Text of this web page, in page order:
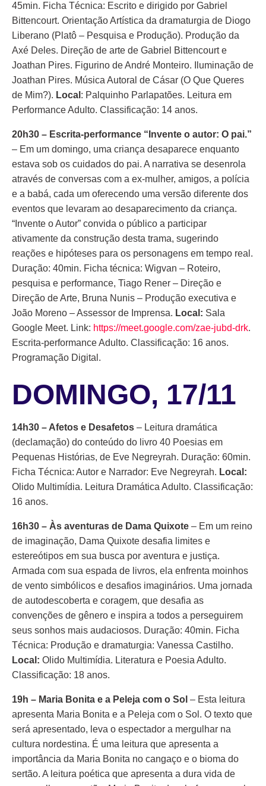
45min. Ficha Técnica: Escrito e dirigido por Gabriel
Bittencourt. Orientação Artística da dramaturgia de Diogo
Liberano (Platô – Pesquisa e Produção). Produção da
Axé Deles. Direção de arte de Gabriel Bittencourt e
Joathan Pires. Figurino de André Monteiro. Iluminação de
Joathan Pires. Música Autoral de Cásar (O Que Queres
de Mim?). Local : Palquinho Parlapatões. Leitura em
Performance Adulto. Classificação: 14 anos.
20h30 – Escrita-performance “Invente o autor: O pai.”
– Em um domingo, uma criança desaparece enquanto
estava sob os cuidados do pai. A narrativa se desenrola
através de conversas com a ex-mulher, amigos, a polícia
e a babá, cada um oferecendo uma versão diferente dos
eventos que levaram ao desaparecimento da criança.
“Invente o Autor” convida o público a participar
ativamente da construção desta trama, sugerindo
reações e hipóteses para os personagens em tempo real.
Duração: 40min. Ficha técnica: Wigvan – Roteiro,
pesquisa e performance, Tiago Rener – Direção e
Direção de Arte, Bruna Nunis – Produção executiva e
João Moreno – Assessor de Imprensa. Local: Sala
Google Meet. Link: https://meet.google.com/zae-jubd-drk.
Escrita-performance Adulto. Classificação: 16 anos.
Programação Digital.
DOMINGO, 17/11
14h30 – Afetos e Desafetos – Leitura dramática
(declamação) do conteúdo do livro 40 Poesias em
Pequenas Histórias, de Eve Negreyrah. Duração: 60min.
Ficha Técnica: Autor e Narrador: Eve Negreyrah. Local:
Olido Multimídia. Leitura Dramática Adulto. Classificação:
16 anos.
16h30 – Às aventuras de Dama Quixote – Em um reino
de imaginação, Dama Quixote desafia limites e
estereótipos em sua busca por aventura e justiça.
Armada com sua espada de livros, ela enfrenta moinhos
de vento simbólicos e desafios imaginários. Uma jornada
de autodescoberta e coragem, que desafia as
convenções de gênero e inspira a todos a perseguirem
seus sonhos mais audaciosos. Duração: 40min. Ficha
Técnica: Produção e dramaturgia: Vanessa Castilho.
Local: Olido Multimídia. Literatura e Poesia Adulto.
Classificação: 18 anos.
19h – Maria Bonita e a Peleja com o Sol – Esta leitura
apresenta Maria Bonita e a Peleja com o Sol. O texto que
será apresentado, leva o espectador a mergulhar na
cultura nordestina. É uma leitura que apresenta a
importância da Maria Bonita no cangaço e o bioma do
sertão. A leitura poética que apresenta a dura vida de